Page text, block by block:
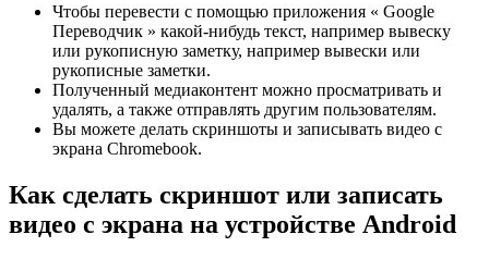
Чтобы перевести с помощью приложения « Google
Переводчик » какой-нибудь текст, например вывеску
или рукописную заметку, например вывески или
рукописные заметки.
Полученный медиаконтент можно просматривать и
удалять, а также отправлять другим пользователям.
Вы можете делать скриншоты и записывать видео с
экрана Chromebook.
Как сделать скриншот или записать
видео с экрана на устройстве Android